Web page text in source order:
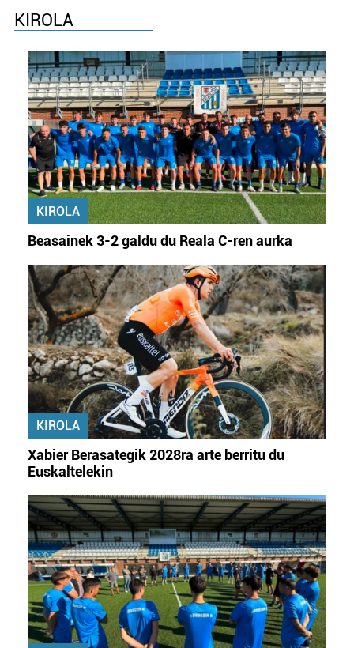
KIROLA
KIROLA
Beasainek 3-2 galdu du Reala C-ren aurka
KIROLA
Xabier Berasategik 2028ra arte berritu du
Euskaltelekin